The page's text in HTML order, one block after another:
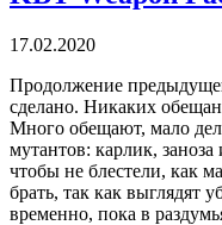
17.02.2020
Продолжение
сделано. Никаких
Много обещают, мало
мутантов: карлик,
чтобы не блестели, как
брать, так как выглядят
временно, пока в